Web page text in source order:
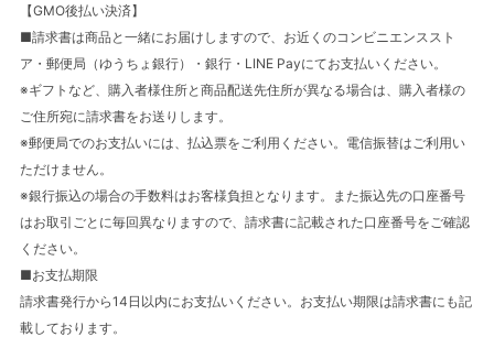
【GMO後払い決済】
■請求書は商品と一緒にお届けしますので、お近くのコンビニエンススト
ア・郵便局（ゆうちょ銀行）・銀行・LINE Payにてお支払いください。
※ギフトなど、購入者様住所と商品配送先住所が異なる場合は、購入者様の
ご住所宛に請求書をお送りします。
※郵便局でのお支払いには、払込票をご利用ください。電信振替はご利用い
ただけません。
※銀行振込の場合の手数料はお客様負担となります。また振込先の口座番号
はお取引ごとに毎回異なりますので、請求書に記載された口座番号をご確認
ください。
■お支払期限
請求書発行から14日以内にお支払いください。お支払い期限は請求書にも記
載しております。